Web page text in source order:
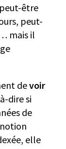
être
peut-
mais il
devoir
dire si
de
elle